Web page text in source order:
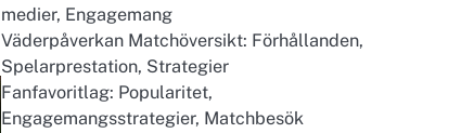
medier, Engagemang
Väderpåverkan Matchöversikt: Förhållanden,
Spelarprestation, Strategier
Fanfavoritlag: Popularitet,
Engagemangsstrategier, Matchbesök